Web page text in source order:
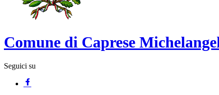
Comune di Caprese
Seguici su